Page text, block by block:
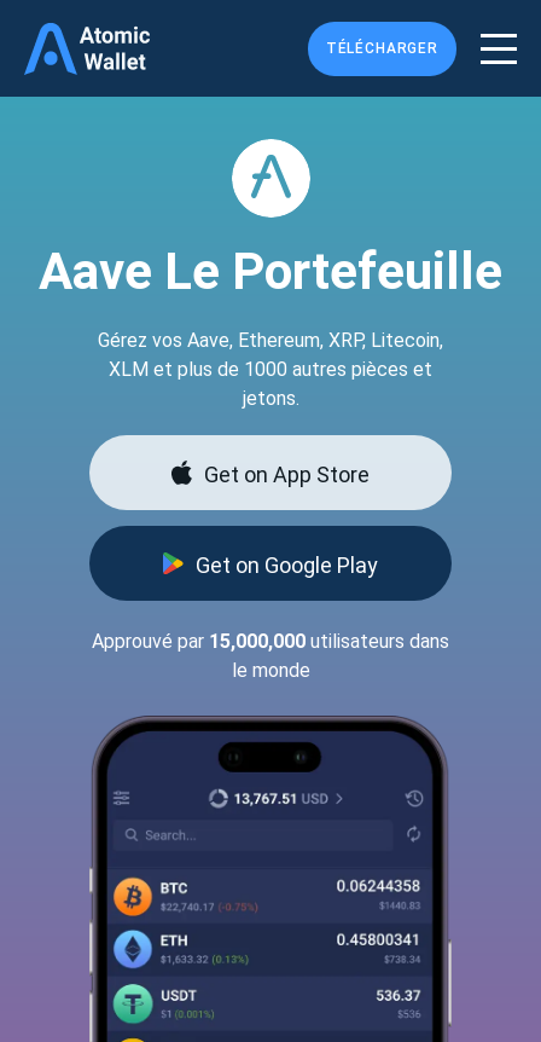
TÉLÉCHARGER
Aave Le Portefeuille
Gérez vos Aave, Ethereum, XRP, Litecoin,
XLM et plus de 1000 autres pièces et
jetons.
Get on App Store
Get on Google Play
Approuvé par 15,000,000 utilisateurs dans
le monde